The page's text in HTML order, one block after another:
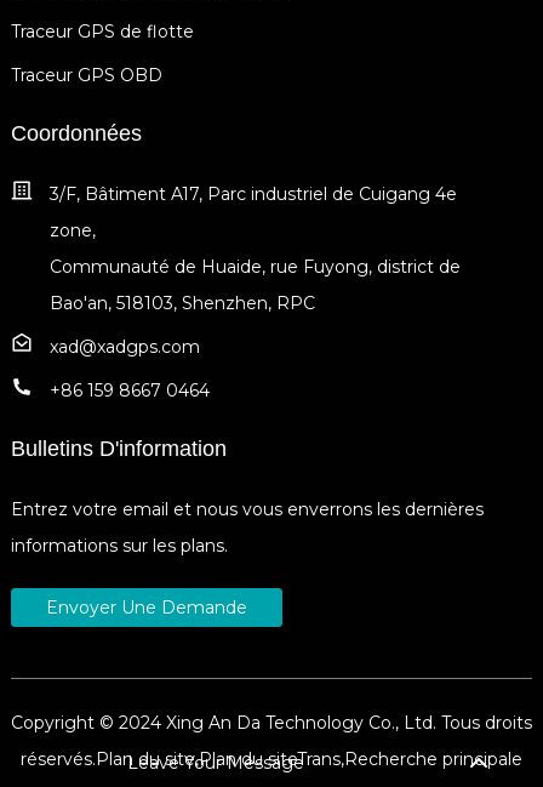
Traceur GPS de flotte
Traceur GPS OBD
Coordonnées
3/F, Bâtiment A17, Parc industriel de Cuigang 4e
zone,
Communauté de Huaide, rue Fuyong, district de
Bao'an, 518103, Shenzhen, RPC
xad@xadgps.com
+86 159 8667 0464
Bulletins D'information
Entrez votre email et nous vous enverrons les dernières
informations sur les plans.
Envoyer Une Demande
Copyright © 2024 Xing An Da Technology Co., Ltd. Tous droits
réservés.Plan du site,Plan du siteTrans,Recherche principale
Leave Your Message